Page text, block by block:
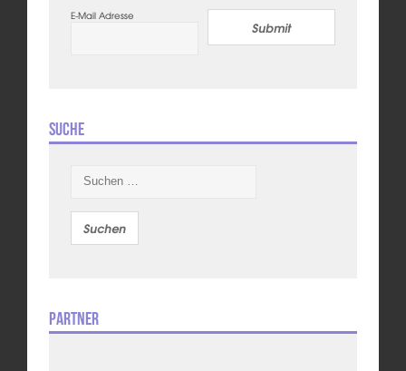
E-Mail Adresse
Submit
Suche
nach:
Partner